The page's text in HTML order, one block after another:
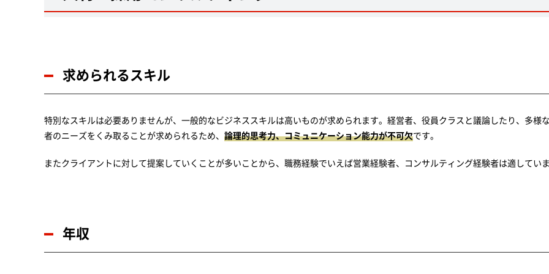
求められるスキル
特別なスキルは必要ありませんが、一般的なビジネススキルは高いものが求められます。経営者、役員クラスと議論したり、多様
者のニーズをくみ取ることが求められるため、 論理的思考力、コミュニケーション能力が不可欠です。
またクライアントに対して提案していくことが多いことから、職務経験でいえば営業経験者、コンサルティング経験者は適していま
年収